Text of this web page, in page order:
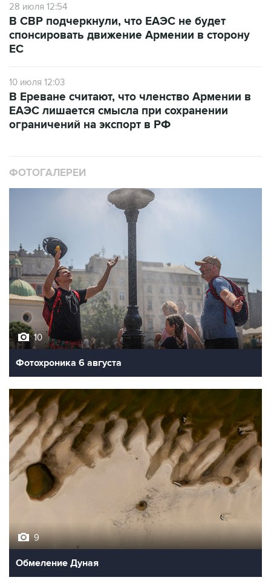
28 июля 12:54
В СВР подчеркнули, что ЕАЭС не будет
спонсировать движение Армении в сторону
ЕС
10 июля 12:03
В Ереване считают, что членство Армении в
ЕАЭС лишается смысла при сохранении
ограничений на экспорт в РФ
ФОТОГАЛЕРЕИ
10
Фотохроника 6 августа
9
Обмеление Дуная